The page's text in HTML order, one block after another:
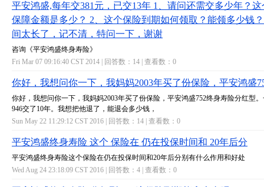
平安鸿盛,每年交381元，已交13年 1、请问还需交多少年？
保障金额是多少？ 2、这个保险到期如何领取？能领多少钱
间太长了，记不清，特问一下，谢谢
咨询《平安鸿盛终身寿险》
Fri Mar 07 09:16:40 CST 2014 | 回答数： 14 | 查看数： 0
你好，我想问你一下，我妈妈2003年买了份保险，平安鸿盛
你好，我想问你一下，我妈妈2003年买了份保险，平安鸿盛752终身寿险分红型
946交了10年。我想把他退了，能退会多少钱，
Sun May 22 11:29:12 CST 2016 | 回答数： 14 | 查看数： 0
平安鸿盛终身寿险 这个 保险在 仍在投保时间和 20年后分
平安鸿盛终身寿险这个保险在仍在投保时间和20年后分别有什么作用和好处
Wed Aug 24 23:18:09 CST 2016 | 回答数： 4 | 查看数： 0